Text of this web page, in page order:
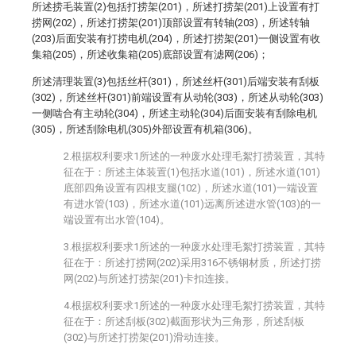
所述捞毛装置(2)包括打捞架(201)，所述打捞架(201)上设置有打
捞网(202)，所述打捞架(201)顶部设置有转轴(203)，所述转轴
(203)后面安装有打捞电机(204)，所述打捞架(201)一侧设置有收
集箱(205)，所述收集箱(205)底部设置有滤网(206)；
所述清理装置(3)包括丝杆(301)，所述丝杆(301)后端安装有刮板
(302)，所述丝杆(301)前端设置有从动轮(303)，所述从动轮(303)
一侧啮合有主动轮(304)，所述主动轮(304)后面安装有刮除电机
(305)，所述刮除电机(305)外部设置有机箱(306)。
2.根据权利要求1所述的一种废水处理毛絮打捞装置，其特
征在于：所述主体装置(1)包括水道(101)，所述水道(101)
底部四角设置有四根支腿(102)，所述水道(101)一端设置
有进水管(103)，所述水道(101)远离所述进水管(103)的一
端设置有出水管(104)。
3.根据权利要求1所述的一种废水处理毛絮打捞装置，其特
征在于：所述打捞网(202)采用316不锈钢材质，所述打捞
网(202)与所述打捞架(201)卡扣连接。
4.根据权利要求1所述的一种废水处理毛絮打捞装置，其特
征在于：所述刮板(302)截面形状为三角形，所述刮板
(302)与所述打捞架(201)滑动连接。